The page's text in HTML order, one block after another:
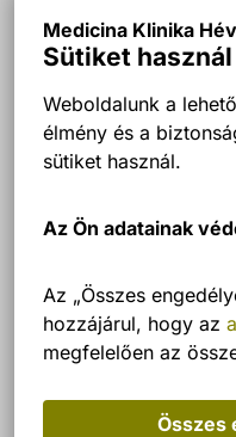
Medicina Klinika
Sütiket
Weboldalunk a
élmény és a
sütiket használ.
Az Ön adatainak
Az „Összes
hozzájárul, hogy az
megfelelően az
Összes
Medicina
Ady utca
udvari